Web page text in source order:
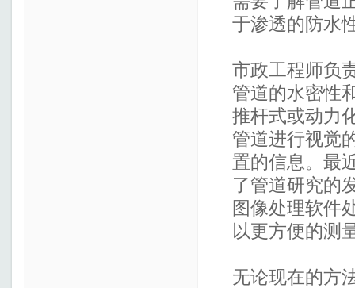
于渗透的防水
市政工程师负
管道的水密性
推杆式或动力
管道进行视觉
置的信息。最
了管道研究的
图像处理软件
以更方便的测
无论现在的方